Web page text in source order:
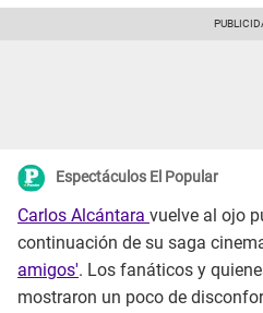
Espectáculos El Popular
Carlos Alcántara vuelve al ojo
continuación de su saga
amigos'. Los fanáticos y
mostraron un poco de